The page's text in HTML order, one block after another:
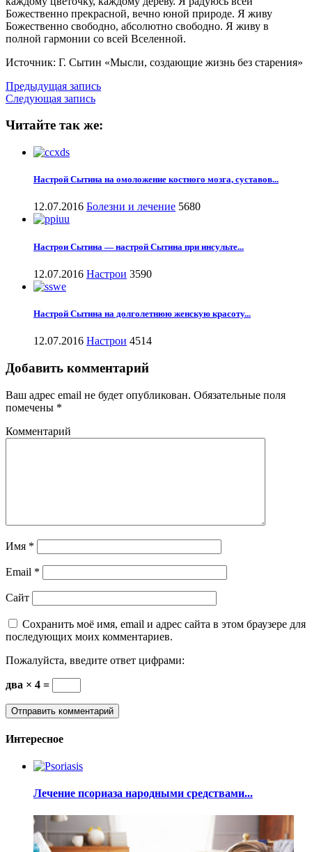
Божественно прекрасной, вечно юной природе. Я живу
Божественно свободно, абсолютно свободно. Я живу в
полной гармонии со всей Вселенной.
Источник: Г. Сытин «Мысли, создающие жизнь без старения»
Предыдущая запись
Следующая запись
Читайте так же:
Настрой Сытина на омоложение костного мозга, суставов...
12.07.2016 Болезни и лечение 5680
Настрои Сытина — настрой Сытина при инсульте...
12.07.2016 Настрои 3590
Настрой Сытина на долголетнюю женскую красоту...
12.07.2016 Настрои 4514
Добавить комментарий
Ваш адрес email не будет опубликован. Обязательные поля
помечены *
Комментарий
Имя *
Email *
Сайт
Сохранить моё имя, email и адрес сайта в этом браузере для
последующих моих комментариев.
Пожалуйста, введите ответ цифрами:
два × 4 =
Интересное
Лечение псориаза народными средствами...